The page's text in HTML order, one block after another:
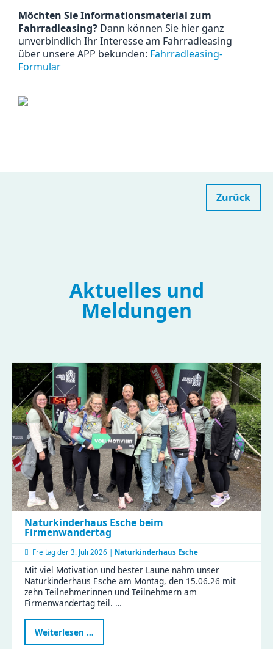
Möchten Sie Informationsmaterial zum
Fahrradleasing? Dann können Sie hier ganz
unverbindlich Ihr Interesse am Fahrradleasing
über unsere APP bekunden: Fahrradleasing-
Formular
Zurück
Aktuelles und
Meldungen
Naturkinderhaus Esche beim
Firmenwandertag
Freitag der 3. Juli 2026 | Naturkinderhaus Esche
Mit viel Motivation und bester Laune nahm unser
Naturkinderhaus Esche am Montag, den 15.06.26 mit
zehn Teilnehmerinnen und Teilnehmern am
Firmenwandertag teil. …
Weiterlesen …
Esche